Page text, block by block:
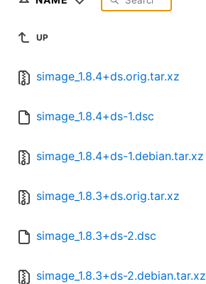
UP
simage_1.8.4+ds.orig.tar.xz
simage_1.8.4+ds-1.dsc
simage_1.8.4+ds-1.debian.tar.xz
simage_1.8.3+ds.orig.tar.xz
simage_1.8.3+ds-2.dsc
simage_1.8.3+ds-2.debian.tar.xz